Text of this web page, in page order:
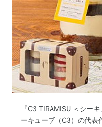
『C3 TIRAMISU ＜シー
ーキューブ（C3）の代表